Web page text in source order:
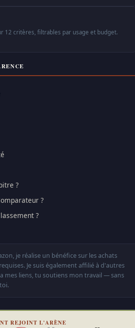
12 critères, filtrables par usage et budget.
?
?
?
je réalise un bénéfice sur les achats
Je suis également affilié à d'autres
mes liens, tu soutiens mon travail — sans
REJOINT L'ARÈNE